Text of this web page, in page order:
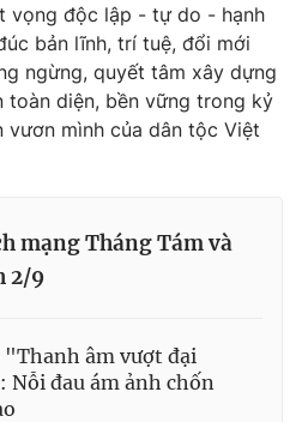
vọng độc lập - tự do - hạnh
bản lĩnh, trí tuệ, đổi mới
ngừng, quyết tâm xây dựng
toàn diện, bền vững trong kỷ
vươn mình của dân tộc Việt
mạng Tháng Tám và
2/9
âm vượt đại
đau ám ảnh chốn